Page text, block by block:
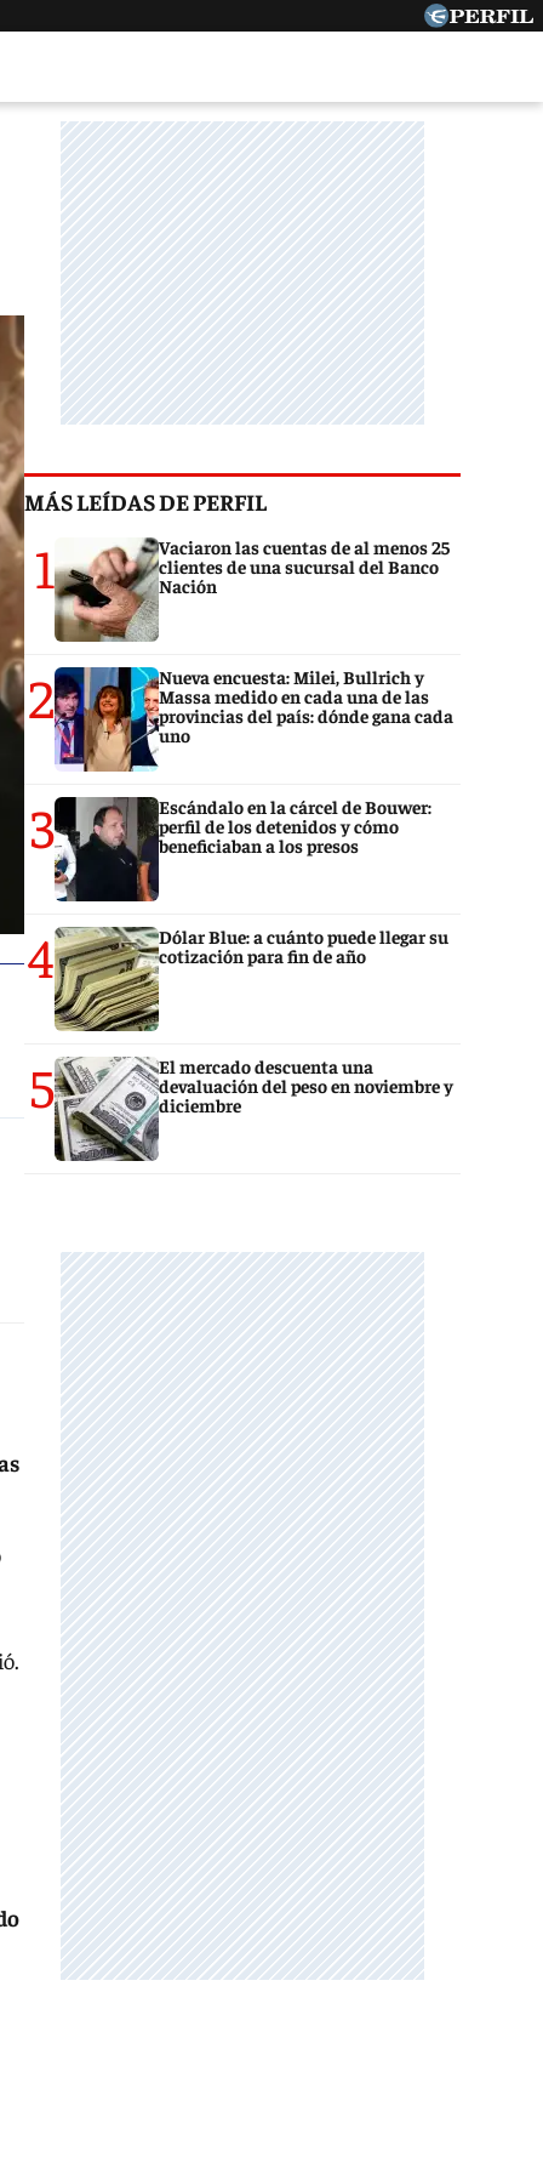
MÁS LEÍDAS DE PERFIL
1
Vaciaron las cuentas de al menos 25
clientes de una sucursal del Banco
Nación
2
Nueva encuesta: Milei, Bullrich y
Massa medido en cada una de las
provincias del país: dónde gana cada
uno
3
Escándalo en la cárcel de Bouwer:
perfil de los detenidos y cómo
beneficiaban a los presos
4
Dólar Blue: a cuánto puede llegar su
cotización para fin de año
5
El mercado descuenta una
devaluación del peso en noviembre y
diciembre